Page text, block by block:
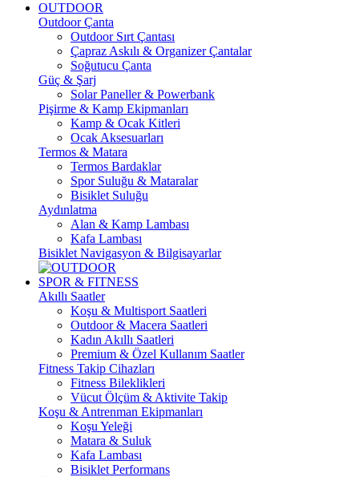
OUTDOOR
Outdoor Çanta
Outdoor Sırt Çantası
Çapraz Askılı & Organizer Çantalar
Soğutucu Çanta
Güç & Şarj
Solar Paneller & Powerbank
Pişirme & Kamp Ekipmanları
Kamp & Ocak Kitleri
Ocak Aksesuarları
Termos & Matara
Termos Bardaklar
Spor Suluğu & Mataralar
Bisiklet Suluğu
Aydınlatma
Alan & Kamp Lambası
Kafa Lambası
Bisiklet Navigasyon & Bilgisayarlar
SPOR & FITNESS
Akıllı Saatler
Koşu & Multisport Saatleri
Outdoor & Macera Saatleri
Kadın Akıllı Saatleri
Premium & Özel Kullanım Saatler
Fitness Takip Cihazları
Fitness Bileklikleri
Vücut Ölçüm & Aktivite Takip
Koşu & Antrenman Ekipmanları
Koşu Yeleği
Matara & Suluk
Kafa Lambası
Bisiklet Performans